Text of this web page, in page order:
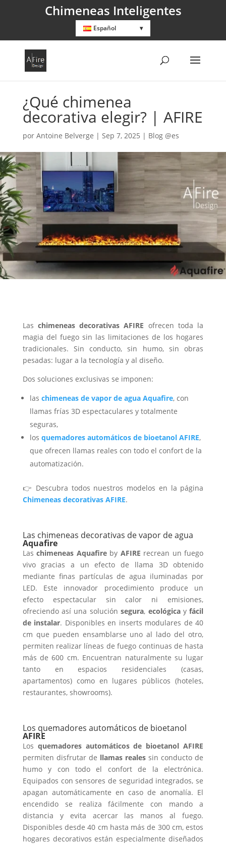
Español
Chimeneas Inteligentes
¿Qué chimenea
decorativa elegir? | AFIRE
por Antoine Belverge | Sep 7, 2025 | Blog @es
Laschimeneas decorativas AFIRE ofrecen toda la
magia del fuego sin las limitaciones de los hogares
tradicionales. Sin conducto, sin humo, sin obras
pesadas: lugar a la tecnología y al diseño.
Dos soluciones exclusivas se imponen:
las chimeneas de vapor de agua Aquafire, con
llamas frías 3D espectaculares y totalmente
seguras,
los quemadores automáticos de bioetanol AFIRE,
que ofrecen llamas reales con todo el confort de la
automatización.
👉 Descubra todos nuestros modelos en la página
Chimeneas decorativas AFIRE.
Las chimeneas decorativas de vapor de agua
Aquafire
Laschimeneas Aquafireby AFIRE recrean un fuego
vivo gracias a un efecto de llama 3D obtenido
mediante finas partículas de agua iluminadas por
LED. Este innovador procedimiento produce un
efecto espectacular sin calor ni emisiones,
ofreciendo así una soluciónsegura, ecológicayfácil
de instalar. Disponibles en inserts modulares de 40
cm que pueden ensamblarse uno al lado del otro,
permiten realizar líneas de fuego continuas de hasta
más de 600 cm. Encuentran naturalmente su lugar
tanto en espacios residenciales (casas,
apartamentos) como en lugares públicos (hoteles,
restaurantes, showrooms).
Los quemadores automáticos de bioetanol
AFIRE
Los quemadores automáticos de bioetanol AFIRE
permiten disfrutar de llamas reales sin conducto de
humo y con todo el confort de la electrónica.
Equipados con sensores de seguridad integrados, se
apagan automáticamente en caso de anomalía. El
encendido se realiza fácilmente con mando a
distancia y evita acercar las manos al fuego.
Disponibles desde 40 cm hasta más de 300 cm, estos
hogares decorativos están especialmente diseñados